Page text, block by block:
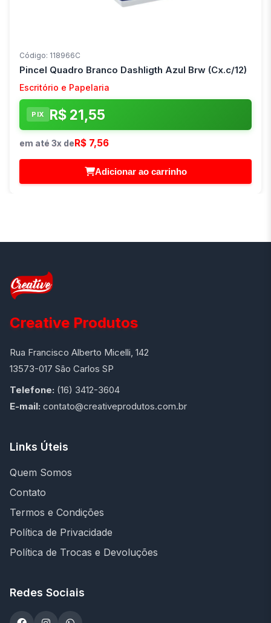
Código: 118966C
Pincel Quadro Branco Dashligth Azul Brw (Cx.c/12)
Escritório e Papelaria
PIX R$ 21,55
em até 3x deR$ 7,56
Adicionar ao carrinho
Creative Produtos
Rua Francisco Alberto Micelli, 142
13573-017 São Carlos SP
Telefone: (16) 3412-3604
E-mail: contato@creativeprodutos.com.br
Links Úteis
Quem Somos
Contato
Termos e Condições
Política de Privacidade
Política de Trocas e Devoluções
Redes Sociais